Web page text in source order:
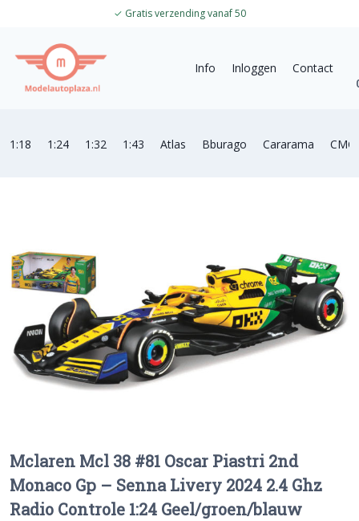
✓ Gratis verzending vanaf 50
Info Inloggen
Contact
1:18 1:24 1:32 1:43 Atlas Bburago Cararama CMC
Mclaren Mcl 38 #81 Oscar Piastri 2nd
Monaco Gp – Senna Livery 2024 2.4 Ghz
Radio Controle 1:24 Geel/groen/blauw